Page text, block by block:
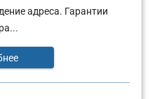
адреса. Гарантии